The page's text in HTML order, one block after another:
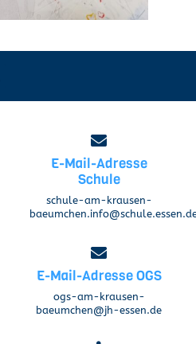
E-Mail-Adresse
Schule
schule-am-krausen-
E-Mail-Adresse OGS
ogs-am-krausen-
baeumchen@jh-essen.de